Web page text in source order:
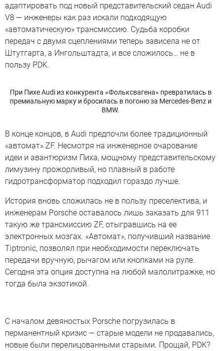
адаптировать под новый представительский седан Audi
V8 — инженеры как раз искали подходящую
«автоматическую» трансмиссию. Судьба коробки
передач с двумя сцеплениями теперь зависела не от
Штутгарта, а Ингольштадта, и все сложилось… не в
пользу PDK.
При Пихе Audi из конкурента «Фольксвагена» превратилась в
премиальную марку и бросилась в погоню за Mercedes-Benz и
BMW.
В конце концов, в Audi предпочли более традиционный
«автомат» ZF. Несмотря на инженерное очарование
идеи и авантюризм Пиха, мощному представительскому
лимузину прожорливый, но плавный в работе
гидротрансформатор подходил гораздо лучше.
История вновь сложилась не в пользу преселектива, и
инженерам Porsche оставалось лишь заказать для 911
такую же трансмиссию ZF, отыгравшись на ее
электронных мозгах. «Автомат», получивший название
Tiptronic, позволял при необходимости переключать
передачи вручную, рычагом или кнопками на руле.
Сегодня эта опция доступна на любой малолитражке, но
тогда была экзотикой.
С началом девяностых Porsche погрузилась в
перманентный кризис — старые модели не продавались,
новые были перелицованными старыми. Прощай, PDK?